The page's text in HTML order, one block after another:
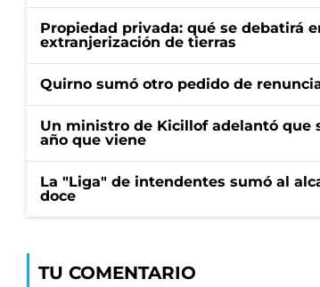
Propiedad privada: qué se debatirá
extranjerización de tierras
Quirno sumó otro pedido de
Un ministro de Kicillof adelantó que
año que viene
La "Liga" de intendentes sumó al
doce
TU COMENTARIO